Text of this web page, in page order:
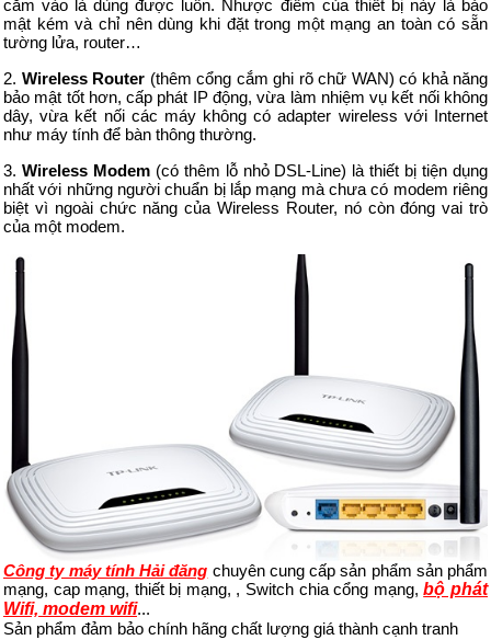
cắm vào là dùng được luôn. Nhược điểm của thiết bị này là bảo
mật kém và chỉ nên dùng khi đặt trong một mạng an toàn có sẵn
tường lửa, router…
2. Wireless Router (thêm cổng cắm ghi rõ chữ WAN) có khả năng
bảo mật tốt hơn, cấp phát IP động, vừa làm nhiệm vụ kết nối không
dây, vừa kết nối các máy không có adapter wireless với Internet
như máy tính để bàn thông thường.
3. Wireless Modem(có thêm lỗ nhỏ DSL-Line) là thiết bị tiện dụng
nhất với những người chuẩn bị lắp mạng mà chưa có modem riêng
biệt vì ngoài chức năng của Wireless Router, nó còn đóng vai trò
của một modem.
Công ty máy tính Hải đăng chuyên cung cấp sản phẩm sản phẩm
mạng, cap mạng, thiết bị mạng, , Switch chia cổng mạng,bộ phát
Wifi, modem wifi...
Sản phẩm đảm bảo chính hãng chất lượng giá thành cạnh tranh